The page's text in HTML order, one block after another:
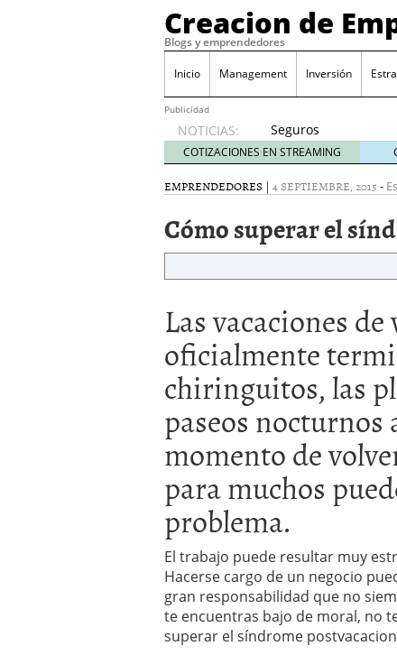
Creacion de
Blogs y emprendedores
Inicio Management Inversión
Publicidad
NOTICIAS:
Seguros
de
convenio
en
obligación
que
descubren
cuando
ya es
demasiado
tarde
2026/07/20
Por qué el 85% de las
evitar ser una de ellas)
Barcelona y Madrid:
Si estás buscando tu
en 2026 2026/02/16
Cinco unicornios
2026/02/08
COTIZACIONES EN STREAMING
EMPRENDEDORES | 4 SEPTIEMBRE, 2015 -
Cómo superar el
Las vacaciones
oficialmente
chiringuitos, las
paseos nocturnos
momento de
para muchos
problema.
El trabajo puede resultar muy
Hacerse cargo de un negocio
gran responsabilidad que no
te encuentras bajo de moral, no
superar el síndrome